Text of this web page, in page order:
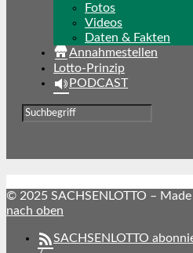
Fotos
Videos
Daten & Fakten
Annahmestellen
Lotto-Prinzip
PODCAST
© 2025 SACHSENLOTTO –
nach oben
SACHSENLOTTO